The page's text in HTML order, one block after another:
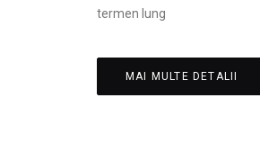
termen lung
MAI MULTE DETALII